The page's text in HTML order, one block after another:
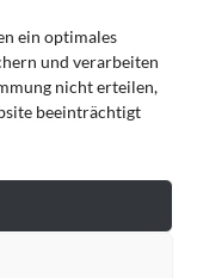
ein optimales
und verarbeiten
nicht erteilen,
beeinträchtigt
Datenschutz